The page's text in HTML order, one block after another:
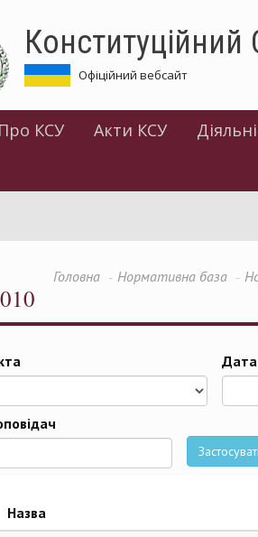
Конституційний
Офіційний вебсайт
Про КСУ Акти КСУ
Головна Нормативна база
Дата
Назва